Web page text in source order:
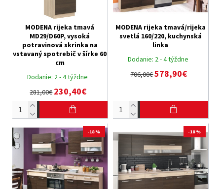
Dodanie: 2 - 4 týždne
MODENA rijeka tmavá
MD29/D60P, vysoká
potravinová skrinka na
vstavaný spotrebič v šírke 60
cm
281,00€230,40€
Dodanie: 2 - 4 týždne
MODENA rijeka tmavá/rijeka
svetlá 160/220, kuchynská
linka
706,00€578,90€
-18 % -18 %